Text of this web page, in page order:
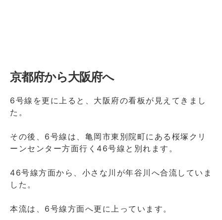
京都府から大阪府へ
6号線を更に上ると、大阪府の看板が見えてきまし
た。
その後、6号線は、亀岡市東別院町にある桜塚クリ
ーンセンター方面行く46号線と別れます。
46号線方面から、小さな川が年谷川へ合流していま
した。
本流は、6号線方面へ更に上っています。